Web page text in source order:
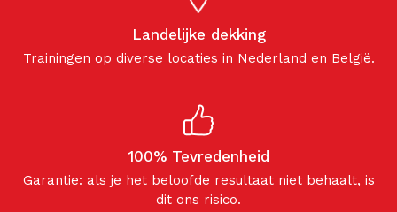
Landelijke dekking
Trainingen op diverse locaties in Nederland en België.
100% Tevredenheid
Garantie: als je het beloofde resultaat niet behaalt, is
dit ons risico.